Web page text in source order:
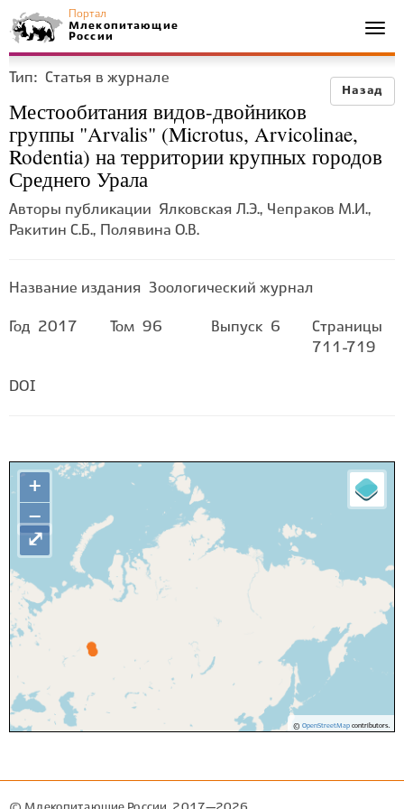
Портал
Млекопитающие
России
Назад
Тип: Статья в журнале
Местообитания видов-двойников
группы "Arvalis" (Microtus, Arvicolinae,
Rodentia) на территории крупных городов
Среднего Урала
Авторы публикации
Ялковская Л.Э., Чепраков М.И.,
Ракитин С.Б., Полявина О.В.
Название издания Зоологический журнал
Год 2017 Том 96 Выпуск 6
Страницы
711-719
DOI
+
−
© OpenStreetMapcontributors.
⤢